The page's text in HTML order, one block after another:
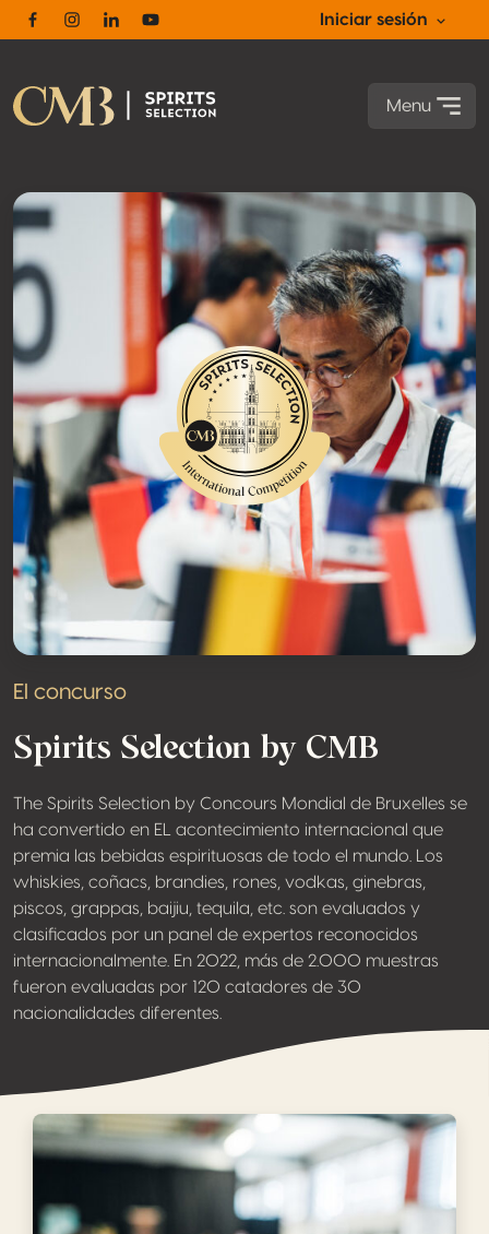
FacebookInstagram
LinkedinYoutube
Iniciar sesión
Menu
El concurso
Spirits Selection by CMB
The Spirits Selection by Concours Mondial de Bruxelles se
ha convertido en EL acontecimiento internacional que
premia las bebidas espirituosas de todo el mundo. Los
whiskies, coñacs, brandies, rones, vodkas, ginebras,
piscos, grappas, baijiu, tequila, etc. son evaluados y
clasificados por un panel de expertos reconocidos
internacionalmente. En 2022, más de 2.000 muestras
fueron evaluadas por 120 catadores de 30
nacionalidades diferentes.